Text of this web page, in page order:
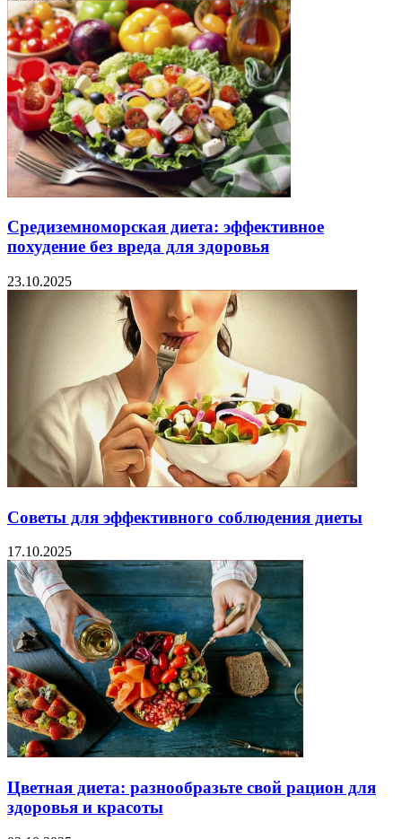
Средиземноморская диета: эффективное
похудение без вреда для здоровья
23.10.2025
Советы для эффективного соблюдения диеты
17.10.2025
Цветная диета: разнообразьте свой рацион для
здоровья и красоты